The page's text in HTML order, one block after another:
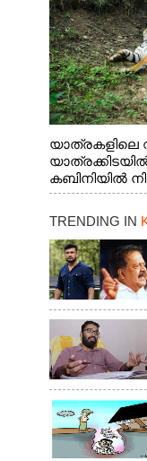
യാത്രകളിലെ
കബിനിയിൽ
കടുവ.
TRENDING IN